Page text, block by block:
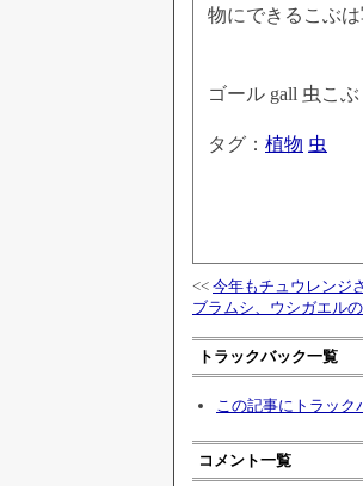
物にできるこぶ
ゴール gall 虫こ
タグ： 植物 虫
<< 今年もチュウレンジ
ブラムシ、ウシガエル
トラックバック一覧
この記事にトラック
コメント一覧